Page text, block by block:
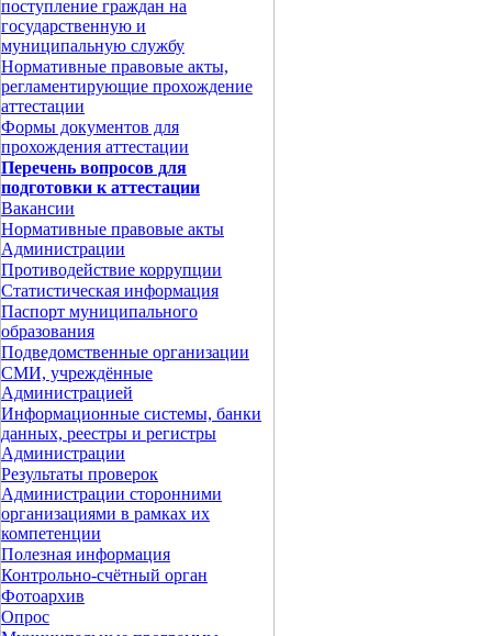
поступление граждан на
государственную и
муниципальную службу
Нормативные правовые акты,
регламентирующие прохождение
аттестации
Формы документов для
прохождения аттестации
Перечень вопросов для
подготовки к аттестации
Вакансии
Нормативные правовые акты
Администрации
Противодействие коррупции
Статистическая информация
Паспорт муниципального
образования
Подведомственные организации
СМИ, учреждённые
Администрацией
Информационные системы, банки
данных, реестры и регистры
Администрации
Результаты проверок
Администрации сторонними
организациями в рамках их
компетенции
Полезная информация
Контрольно-счётный орган
Фотоархив
Опрос